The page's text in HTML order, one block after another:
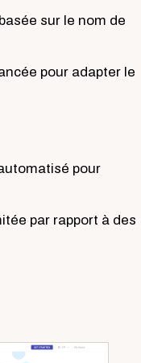
sur le nom de
pour adapter le
pour
par rapport à des